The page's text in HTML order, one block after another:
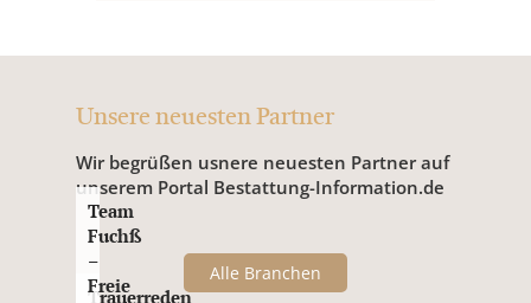
Unsere neuesten Partner
Wir begrüßen usnere neuesten Partner auf
unserem Portal Bestattung-Information.de
Alle Branchen
Trauerreden
Team
Fuchß
–
Freie